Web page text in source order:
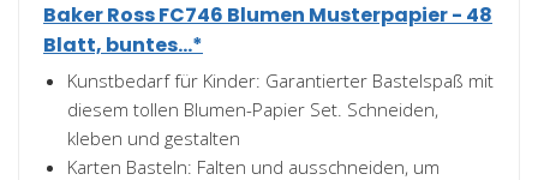
Baker Ross FC746 Blumen Musterpapier - 48
Blatt, buntes...*
Kunstbedarf für Kinder: Garantierter Bastelspaß mit
diesem tollen Blumen-Papier Set. Schneiden,
kleben und gestalten
Karten Basteln: Falten und ausschneiden, um